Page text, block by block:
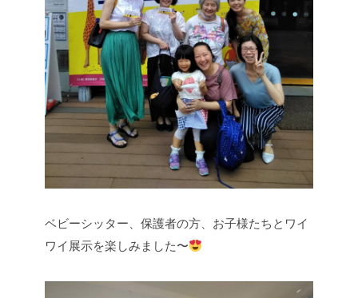
ベビーシッター、保護者の方、お子様たちとワイ
ワイ展示を楽しみました〜